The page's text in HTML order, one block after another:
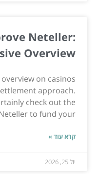
Neteller:
Overview
on casinos
approach.
check out the
to fund your...
קרא עוד »
יול 25, 2026